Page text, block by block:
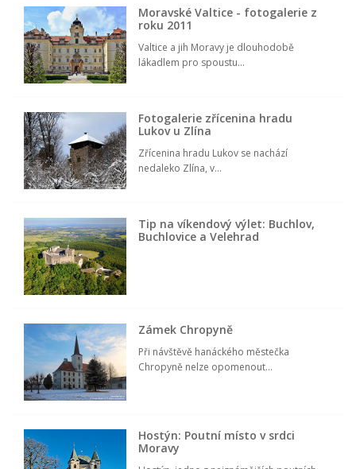
Moravské Valtice - fotogalerie z
roku 2011
Valtice a jih Moravy je dlouhodobě
lákadlem pro spoustu...
Fotogalerie zřícenina hradu
Lukov u Zlína
Zřícenina hradu Lukov se nachází
nedaleko Zlína, v...
Tip na víkendový výlet: Buchlov,
Buchlovice a Velehrad
Zámek Chropyně
Při návštěvě hanáckého městečka
Chropyně nelze opomenout...
Hostýn: Poutní místo v srdci
Moravy